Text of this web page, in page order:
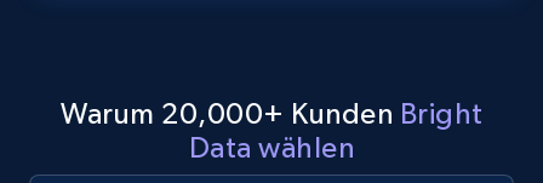
Warum 20,000+ Kunden Bright
Data wählen